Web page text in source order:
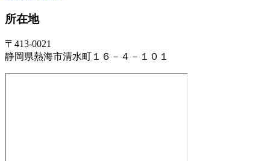
所在地
〒413-0021
静岡県熱海市清水町１６－４－１０１